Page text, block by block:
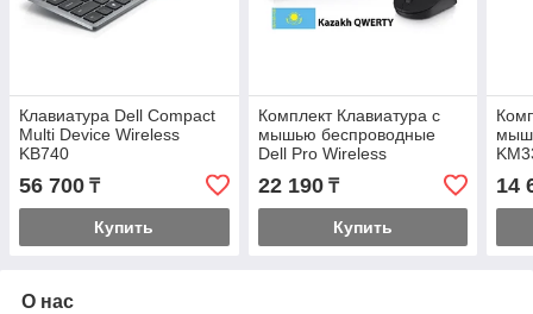
Клавиатура Dell Compact
Multi Device Wireless
KB740
56 700 ₸
Купить
Комплект Клавиатура с
мышью беспроводные
Dell Pro Wireless
22 190₸
Купить
14
О нас